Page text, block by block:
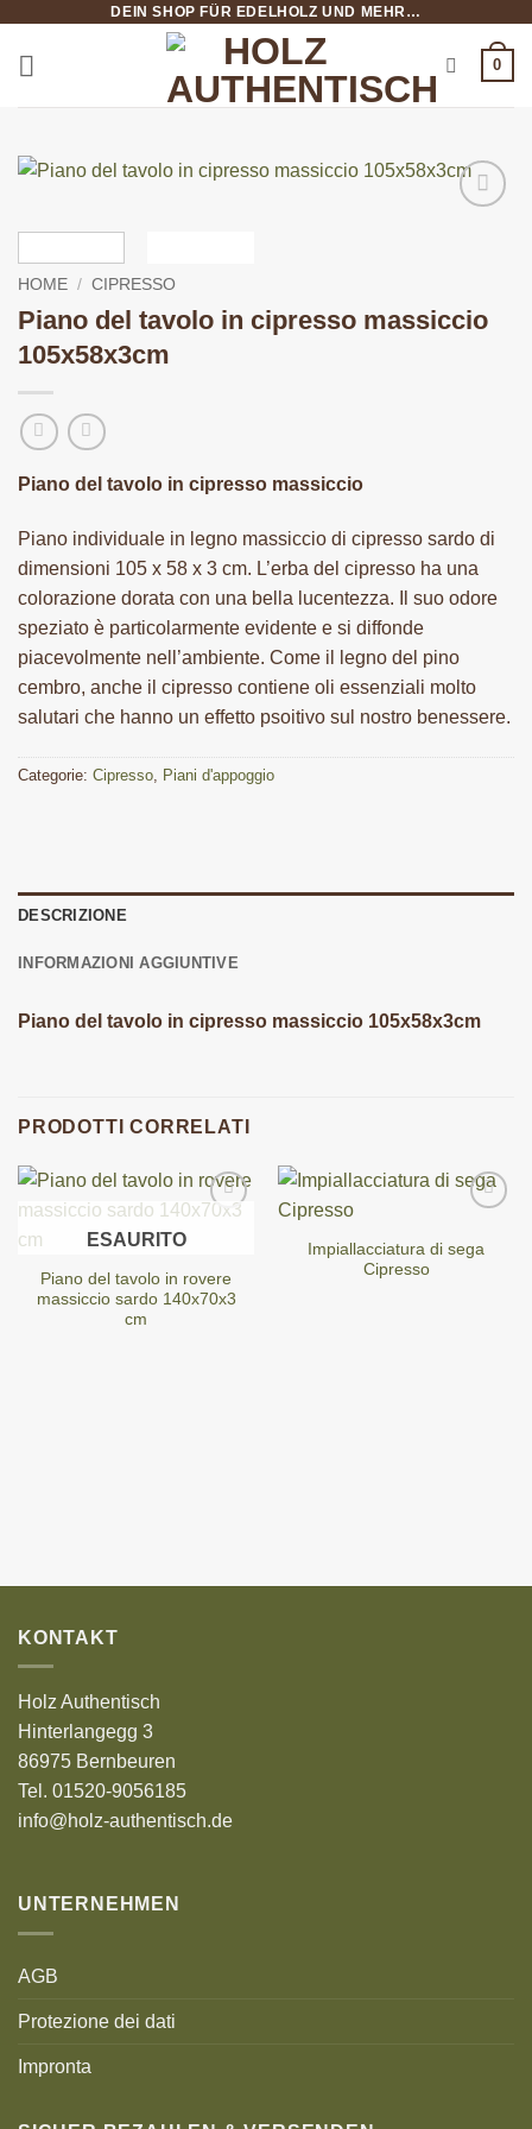
contenuti
DEIN SHOP FÜR EDELHOLZ UND MEHR…
0
HOME / CIPRESSO
Piano del tavolo in cipresso massiccio
105x58x3cm
Piano del tavolo in cipresso massiccio
Piano individuale in legno massiccio di cipresso sardo di
dimensioni 105 x 58 x 3 cm. L’erba del cipresso ha una
colorazione dorata con una bella lucentezza. Il suo odore
speziato è particolarmente evidente e si diffonde
piacevolmente nell’ambiente. Come il legno del pino
cembro, anche il cipresso contiene oli essenziali molto
salutari che hanno un effetto psoitivo sul nostro benessere.
Categorie: Cipresso, Piani d'appoggio
DESCRIZIONE
INFORMAZIONI AGGIUNTIVE
Piano del tavolo in cipresso massiccio 105x58x3cm
PRODOTTI CORRELATI
ESAURITO
Piano del tavolo in rovere
massiccio sardo 140x70x3
cm
Impiallacciatura di sega
Cipresso
KONTAKT
Holz Authentisch
Hinterlangegg 3
86975 Bernbeuren
Tel. 01520-9056185
info@holz-authentisch.de
UNTERNEHMEN
AGB
Protezione dei dati
Impronta